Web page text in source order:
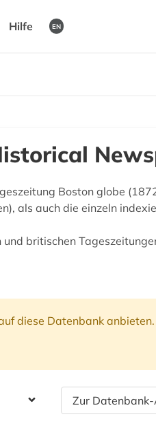
Hilfe EN
Boston globe
als auch die einzeln
britischen
diese Datenbank anbieten.
Zur